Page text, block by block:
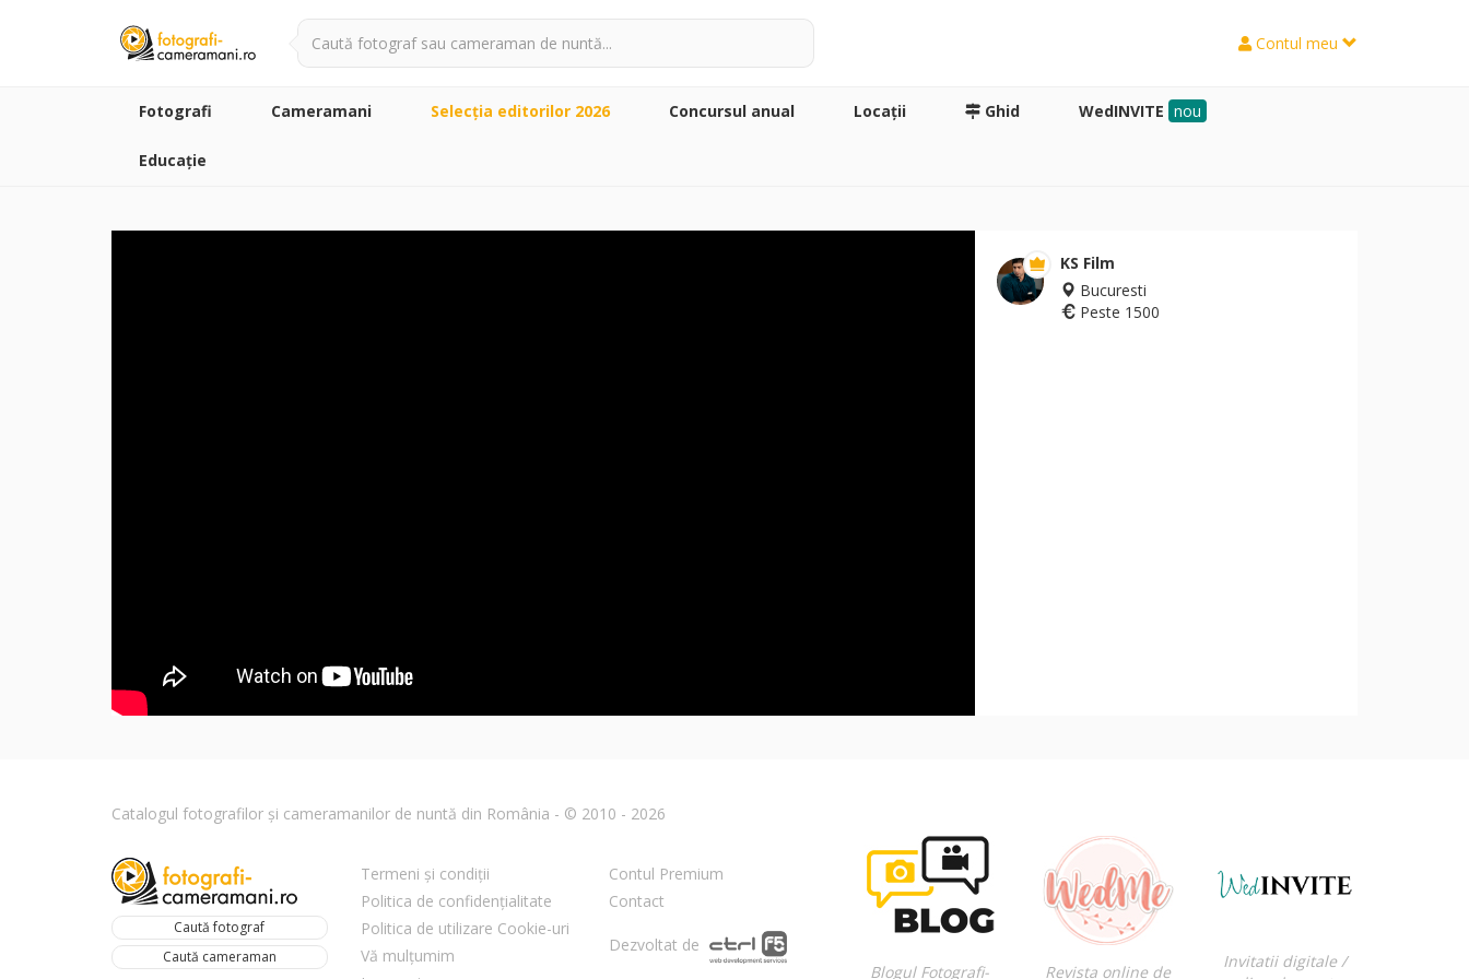
Contul meu
Fotografi Cameramani Selecţia editorilor 2026 Concursul anual Locaţii Ghid WedINVITE nou
Educație
KS Film
Bucuresti
Peste 1500
Catalogul fotografilor și cameramanilor de nuntă din România - © 2010 - 2026
Caută fotograf
Caută cameraman
Termeni și condiții
Politica de confidențialitate
Politica de utilizare Cookie-uri
Vă mulțumim
Contul Premium
Contact
Dezvoltat de
Blogul Fotografi-
Revista online de
Invitatii digitale /